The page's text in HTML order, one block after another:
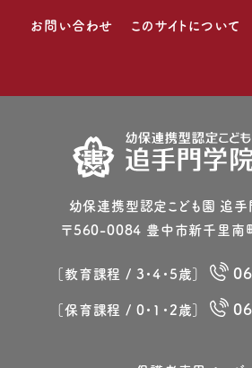
お問い合わせ このサイトについて
幼保連携型認定こども園 追
〒560-0084 豊中市新千⾥南
［教育課程 / 3・4・5歳］
［保育課程 / 0・1・2歳］